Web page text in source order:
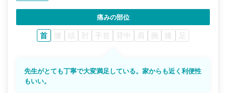
痛みの部位
首 腰 頭 肘 手首 背中 肩 腕 膝 足
先生がとても丁寧で大変満足している。家からも近く利便性
もいい。